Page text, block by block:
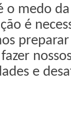
o medo
é
preparar
e